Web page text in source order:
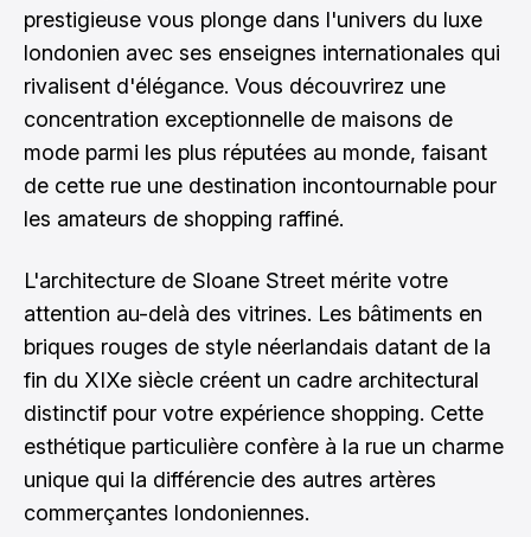
prestigieuse vous plonge dans l'univers du luxe
londonien avec ses enseignes internationales qui
rivalisent d'élégance. Vous découvrirez une
concentration exceptionnelle de maisons de
mode parmi les plus réputées au monde, faisant
de cette rue une destination incontournable pour
les amateurs de shopping raffiné.
L'architecture de Sloane Street mérite votre
attention au-delà des vitrines. Les bâtiments en
briques rouges de style néerlandais datant de la
fin du XIXe siècle créent un cadre architectural
distinctif pour votre expérience shopping. Cette
esthétique particulière confère à la rue un charme
unique qui la différencie des autres artères
commerçantes londoniennes.